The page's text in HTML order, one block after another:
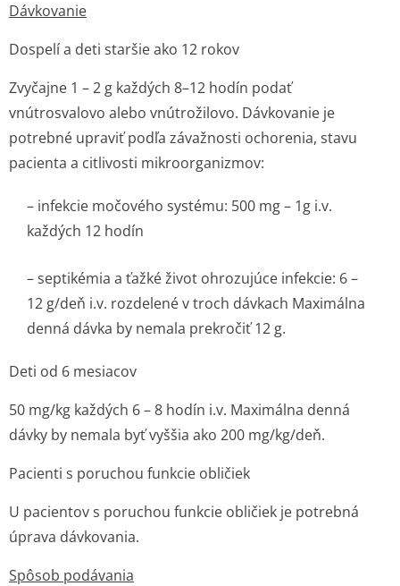
Dávkovanie
Dospelí a deti staršie ako 12 rokov
Zvyčajne 1 – 2 g každých 8–12 hodín podať
vnútrosvalovo alebo vnútrožilovo. Dávkovanie je
potrebné upraviť podľa závažnosti ochorenia, stavu
pacienta a citlivosti mikroorganizmov:
– infekcie močového systému: 500 mg – 1g i.v.
každých 12 hodín
– septikémia a ťažké život ohrozujúce infekcie: 6 –
12 g/deň i.v. rozdelené v troch dávkach Maximálna
denná dávka by nemala prekročiť 12 g.
Deti od 6 mesiacov
50 mg/kg každých 6 – 8 hodín i.v. Maximálna denná
dávky by nemala byť vyššia ako 200 mg/kg/deň.
Pacienti s poruchou funkcie obličiek
U pacientov s poruchou funkcie obličiek je potrebná
úprava dávkovania.
Spôsob podávania